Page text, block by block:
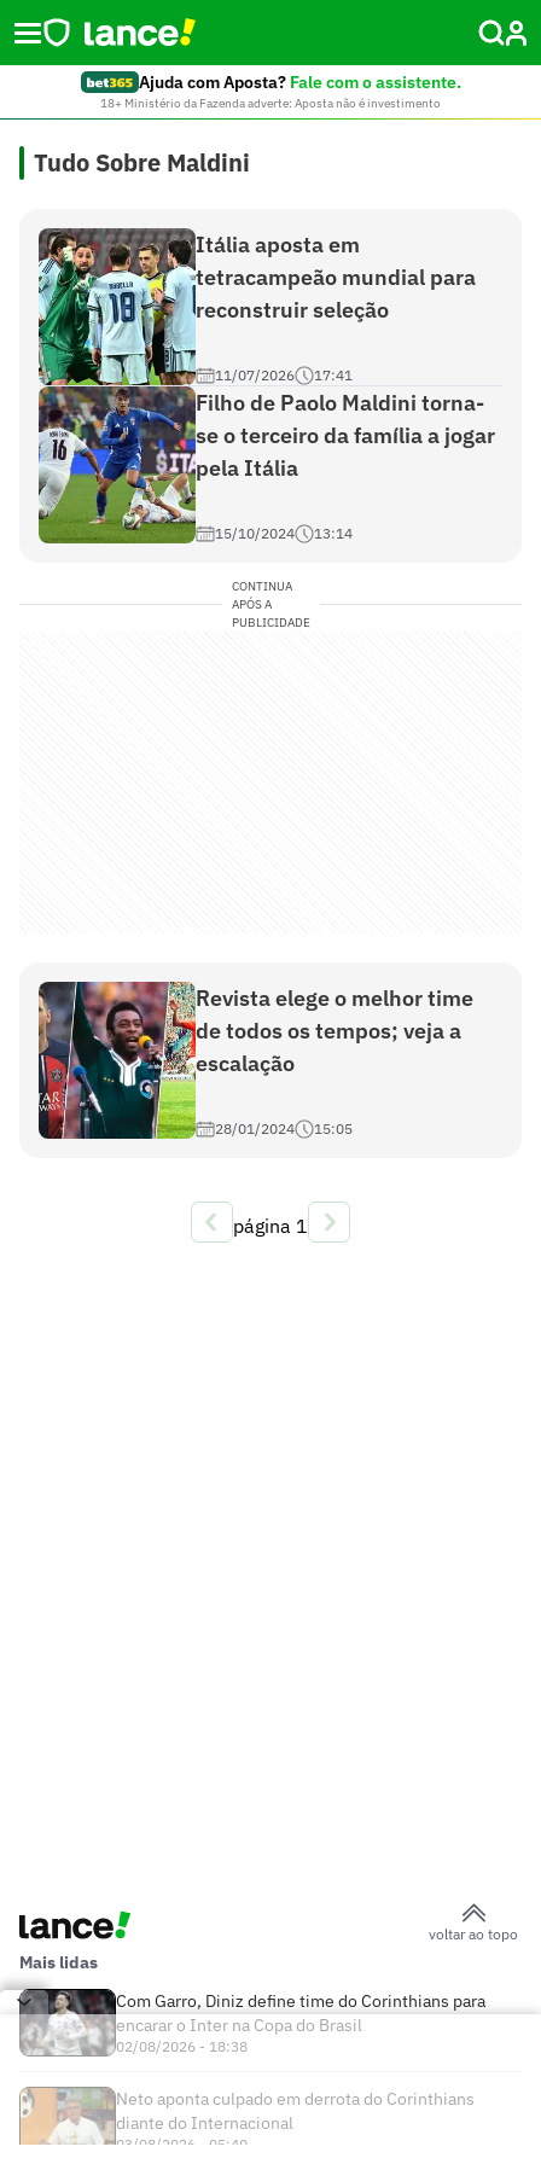
Ajuda com Aposta? Fale com o assistente.
18+ Ministério da Fazenda adverte: Aposta não é investimento
Tudo Sobre Maldini
Itália aposta em
tetracampeão mundial para
reconstruir seleção
11/07/2026 17:41
Filho de Paolo Maldini torna-
se o terceiro da família a jogar
pela Itália
15/10/2024 13:14
CONTINUA
APÓS A
PUBLICIDADE
Revista elege o melhor time
de todos os tempos; veja a
escalação
28/01/2024 15:05
página 1
voltar ao topo
Mais lidas
Com Garro, Diniz define time do Corinthians para
encarar o Inter na Copa do Brasil
02/08/2026 - 18:38
Neto aponta culpado em derrota do Corinthians
diante do Internacional
03/08/2026 - 05:40